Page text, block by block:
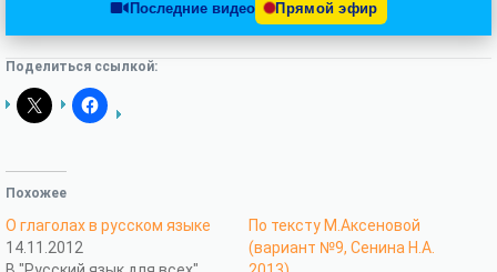
Последние видео Прямой эфир
Поделиться ссылкой:
Похожее
О глаголах в русском языке
14.11.2012
По тексту М.Аксеновой
(вариант №9, Сенина Н.А.